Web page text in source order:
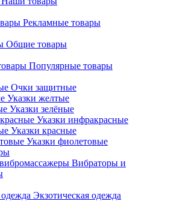
Рекламные товары
Общие товары
Популярные товары
Очки защитные
Указки желтые
Указки зелёные
Указки инфракрасные
Указки красные
Указки фиолетовые
Вибраторы и
Экзотическая одежда